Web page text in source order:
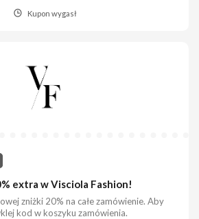
Kupon wygasł
extra w Visciola Fashion!
zniżki 20% na całe zamówienie. Aby
kod w koszyku zamówienia.